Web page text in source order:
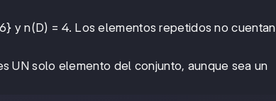
y n(D) = 4. Los elementos repetidos no cuentan
UN solo elemento del conjunto, aunque sea un